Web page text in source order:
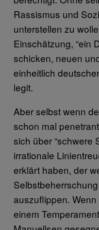
Rassismus und
unterstellen zu
Einschätzung, “ein
schicken, neuen
einheitlich
legit.
Aber selbst wenn
schon mal
sich über “schwere
irrationale
erklärt haben, der
auszuflippen.
einem